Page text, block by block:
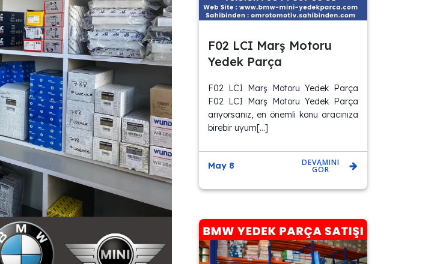
F02 LCI Marş Motoru
Yedek Parça
F02 LCI Marş Motoru Yedek Parça
F02 LCI Marş Motoru Yedek Parça
arıyorsanız, en önemli konu aracınıza
birebir uyum[…]
May 8 DEVAMINI
GÖR